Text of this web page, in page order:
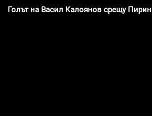
Голът на Васил Калоянов срещу Пирин